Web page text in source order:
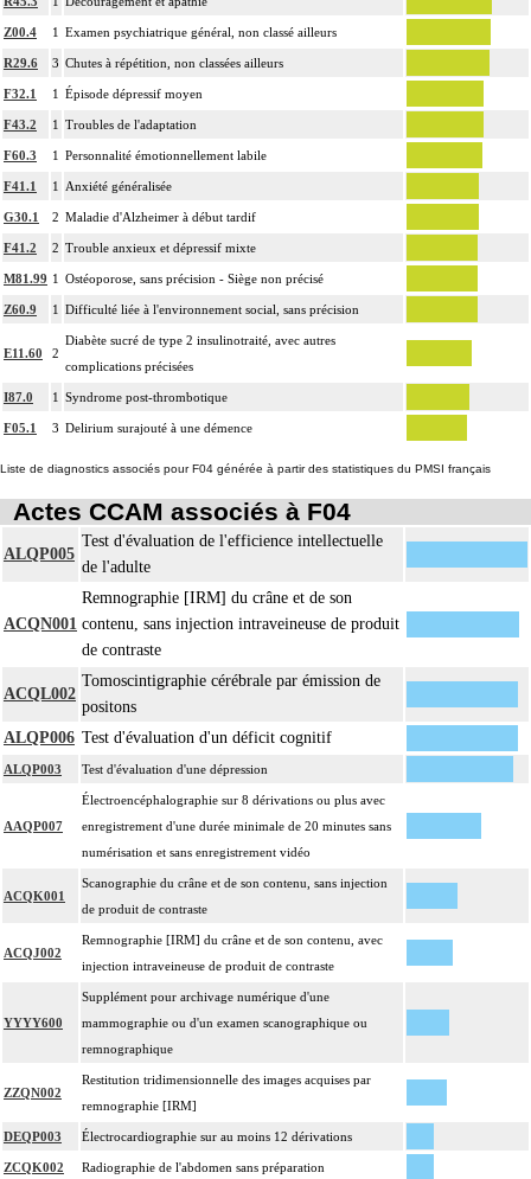
Z00.4 1 Examen psychiatrique général, non classé ailleurs
R29.6 3 Chutes à répétition, non classées ailleurs
F32.1 1 Épisode dépressif moyen
F43.2 1 Troubles de l'adaptation
F60.3 1 Personnalité émotionnellement labile
F41.1 1 Anxiété généralisée
G30.1 2 Maladie d'Alzheimer à début tardif
F41.2 2 Trouble anxieux et dépressif mixte
M81.99 1 Ostéoporose, sans précision - Siège non précisé
Z60.9 1 Difficulté liée à l'environnement social, sans précision
E11.60 2
Diabète sucré de type 2 insulinotraité, avec autres
complications précisées
I87.0 1 Syndrome post-thrombotique
F05.1 3 Delirium surajouté à une démence
Liste de diagnostics associés pour F04 générée à partir des statistiques du PMSI français
Actes CCAM associés à F04
ALQP005
Test d'évaluation de l'efficience intellectuelle
de l'adulte
ACQN001
Remnographie [IRM] du crâne et de son
contenu, sans injection intraveineuse de produit
de contraste
ACQL002
Tomoscintigraphie cérébrale par émission de
positons
ALQP006 Test d'évaluation d'un déficit cognitif
ALQP003 Test d'évaluation d'une dépression
AAQP007
Électroencéphalographie sur 8 dérivations ou plus avec
enregistrement d'une durée minimale de 20 minutes sans
numérisation et sans enregistrement vidéo
ACQK001
Scanographie du crâne et de son contenu, sans injection
de produit de contraste
ACQJ002
Remnographie [IRM] du crâne et de son contenu, avec
injection intraveineuse de produit de contraste
YYYY600
Supplément pour archivage numérique d'une
mammographie ou d'un examen scanographique ou
remnographique
ZZQN002
Restitution tridimensionnelle des images acquises par
remnographie [IRM]
DEQP003 Électrocardiographie sur au moins 12 dérivations
ZCQK002 Radiographie de l'abdomen sans préparation